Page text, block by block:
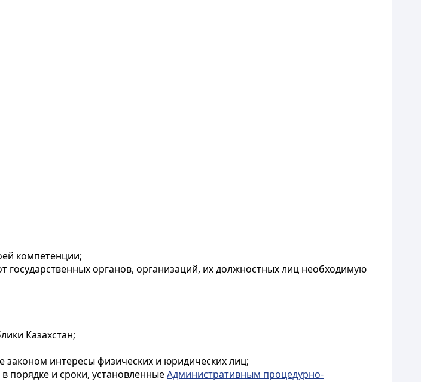
компетенции;
государственных органов, организаций, их должностных лиц необходимую
Казахстан;
законом интересы физических и юридических лиц;
порядке и сроки, установленныеАдминистративным процедурно-